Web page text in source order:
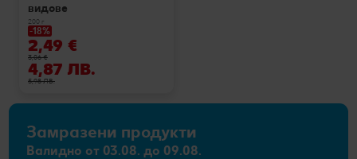
видове
200 г
-18%
2,49 €
3,06 €
4,87 ЛВ.
5,98 ЛВ.
Замразени продукти
Валидно от 03.08. до 09.08.